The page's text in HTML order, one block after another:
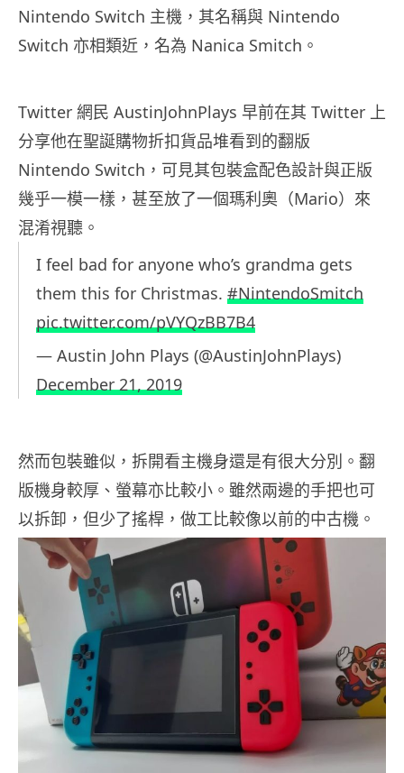
Nintendo Switch 主機，其名稱與 Nintendo
Switch 亦相類近，名為 Nanica Smitch。
Twitter 網民 AustinJohnPlays 早前在其 Twitter 上
分享他在聖誕購物折扣貨品堆看到的翻版
Nintendo Switch，可見其包裝盒配色設計與正版
幾乎一模一樣，甚至放了一個瑪利奧（Mario）來
混淆視聽。
I feel bad for anyone who’s grandma gets
them this for Christmas. #NintendoSmitch
pic.twitter.com/pVYQzBB7B4
— Austin John Plays (@AustinJohnPlays)
December 21, 2019
然而包裝雖似，拆開看主機身還是有很大分別。翻
版機身較厚、螢幕亦比較小。雖然兩邊的手把也可
以拆卸，但少了搖桿，做工比較像以前的中古機。